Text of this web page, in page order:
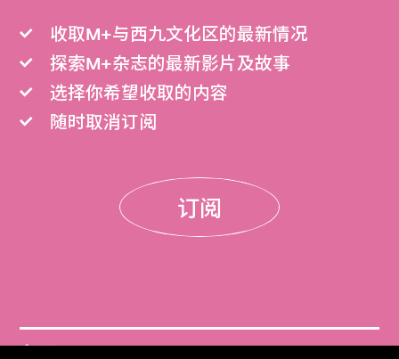
收取M+与西九文化区的最新情况
探索M+杂志的最新影片及故事
选择你希望收取的内容
随时取消订阅
订阅